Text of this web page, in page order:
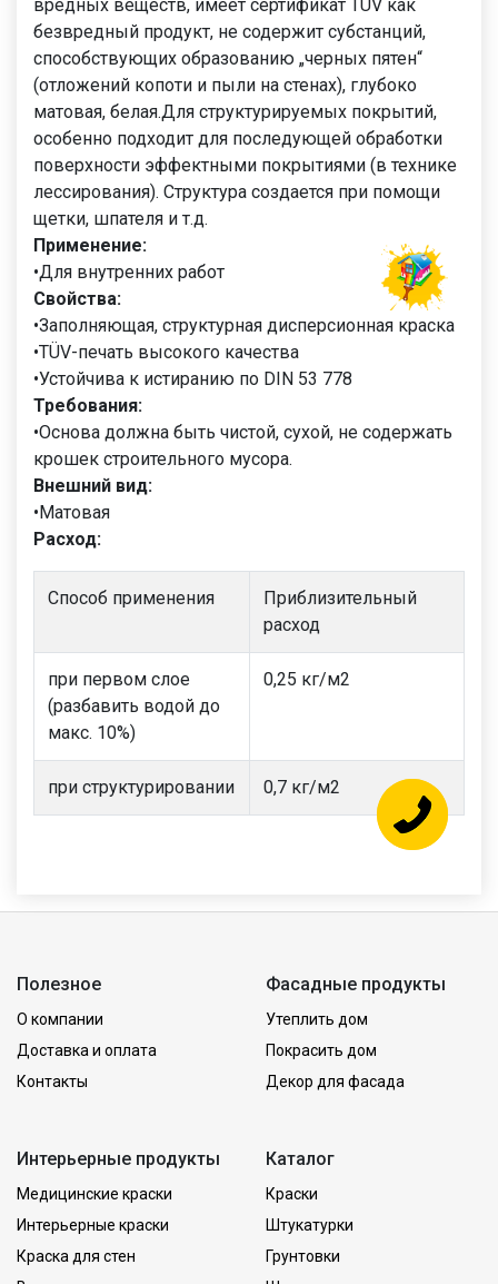
вредных веществ, имеет сертификат TUV как
безвредный продукт, не содержит субстанций,
способствующих образованию „черных пятен“
(отложений копоти и пыли на стенах), глубоко
матовая, белая.Для структурируемых покрытий,
особенно подходит для последующей обработки
поверхности эффектными покрытиями (в технике
лессирования). Структура создается при помощи
щетки, шпателя и т.д.
Применение:
•Для внутренних работ
Свойства:
•Заполняющая, структурная дисперсионная краска
•TÜV-печать высокого качества
•Устойчива к истиранию по DIN 53 778
Требования:
•Основа должна быть чистой, сухой, не содержать
крошек строительного мусора.
Внешний вид:
•Матовая
Расход:
Способ применения
Приблизительный
расход
при первом слое
(разбавить водой до
макс. 10%)
0,25 кг/м2
при структурировании 0,7 кг/м2
Полезное
О компании
Доставка и оплата
Контакты
Фасадные продукты
Утеплить дом
Покрасить дом
Декор для фасада
Интерьерные продукты
Медицинские краски
Интерьерные краски
Краска для стен
Каталог
Краски
Штукатурки
Грунтовки